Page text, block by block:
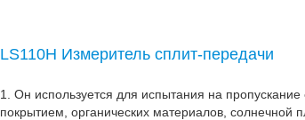
LS110H Измеритель сплит-передачи
1. Он используется для испытания на пропускание
покрытием, органических материалов, солнечной